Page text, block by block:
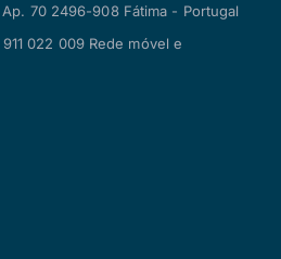
Ap. 70 2496-908 Fátima - Portugal
022 009 Rede móvel e